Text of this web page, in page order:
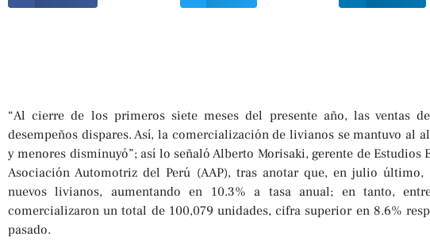
“Al cierre de los primeros siete meses del presente año, las ventas
desempeños dispares. Así, la comercialización de livianos se mantuvo al
y menores disminuyó”; así lo señaló Alberto Morisaki, gerente de Estudios
Asociación Automotriz del Perú (AAP), tras anotar que, en julio último,
nuevos livianos, aumentando en 10.3% a tasa anual; en tanto,
comercializaron un total de 100,079 unidades, cifra superior en 8.6%
pasado.